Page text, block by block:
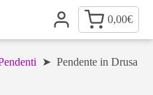
0,00€
➤ Pendente in Drusa